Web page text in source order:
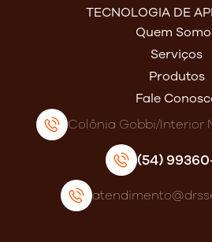
TECNOLOGIA DE
Quem
Serviços
Produtos
Fale
Colônia Gobbi/Interior
(54)